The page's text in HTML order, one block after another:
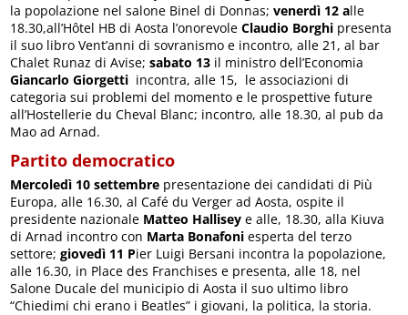
la popolazione nel salone Binel di Donnas;venerdì 12 alle
18.30,all’Hôtel HB di Aosta l’onorevole Claudio Borghi presenta
il suo libro Vent’anni di sovranismo e incontro, alle 21, al bar
Chalet Runaz di Avise;sabato 13 il ministro dell’Economia
Giancarlo Giorgetti incontra, alle 15, le associazioni di
categoria sui problemi del momento e le prospettive future
all’Hostellerie du Cheval Blanc; incontro, alle 18.30, al pub da
Mao ad Arnad.
Partito democratico
Mercoledì 10 settembre presentazione dei candidati di Più
Europa, alle 16.30, al Café du Verger ad Aosta, ospite il
presidente nazionale Matteo Hallisey e alle, 18.30, alla Kiuva
di Arnad incontro con Marta Bonafoni esperta del terzo
settore;giovedì 11 Pier Luigi Bersani incontra la popolazione,
alle 16.30, in Place des Franchises e presenta, alle 18, nel
Salone Ducale del municipio di Aosta il suo ultimo libro
“Chiedimi chi erano i Beatles” i giovani, la politica, la storia.